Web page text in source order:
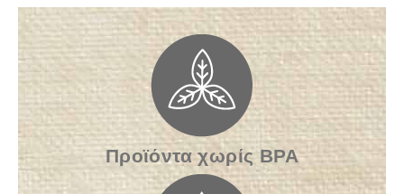
Προϊόντα χωρίς BPA